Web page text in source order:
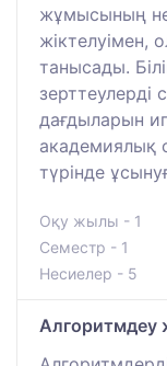
жұмысының
жіктелуімен,
танысады.
дағдыларын
академиялық
түрінде
Оқу жылы - 1
Семестр - 1
Несиелер - 5
Алгоритмдеу